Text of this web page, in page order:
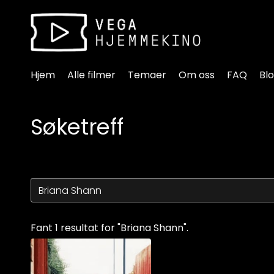
Tilgjengelighetslenker
Hjem Alle filmer Temaer Om oss FAQ
Søketreff
Fant 1 resultat for "Briana Shann".